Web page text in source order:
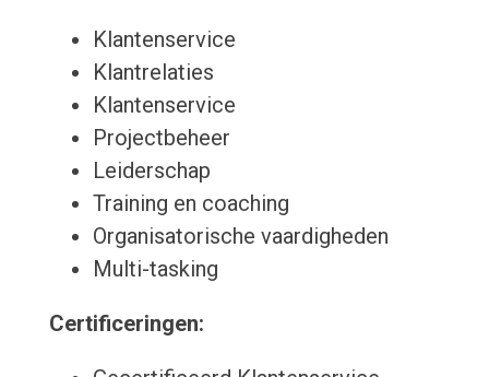
Klantenservice
Klantrelaties
Klantenservice
Projectbeheer
Leiderschap
Training en coaching
Organisatorische vaardigheden
Multi-tasking
Certificeringen: